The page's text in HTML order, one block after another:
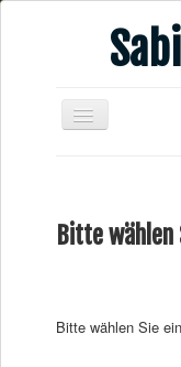
Kontakt
Bitte wählen
Bitte wählen Sie